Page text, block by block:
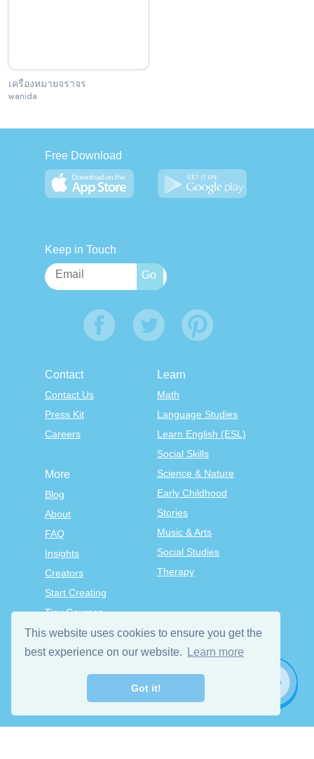
This website uses cookies to ensure you get the
best experience on our website.
Learn more
Got it!
เครื่องหมายจราจร
wanida
Free Download
Keep in Touch
Contact
Contact Us
Press Kit
Careers
Learn
Math
Language Studies
Learn English (ESL)
Social Skills
Science & Nature
Early Childhood
Stories
Music & Arts
Social Studies
Therapy
More
Blog
About
FAQ
Insights
Creators
Start Creating
Tiny Courses
TinyTap Premium
Terms & Conditions